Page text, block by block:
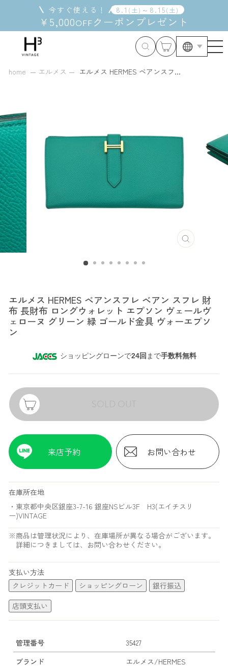
す
る
今すぐ使える！ 8 . 1 ( 土) ～ 8 . 15( 土)
¥5,000OFFクーポン プレゼント
home エルメス エルメス HERMES ベアンスフ...
エルメス HERMES ベアンスフレ ベアン スフレ 財
布 長財布 ロングウォレット エプソン ヴェールヴ
ェローヌ グリーン 緑 ゴールド金具 ヴォーエプソ
ン
ショッピングローンで24回 まで手数料無料
来店予約 お問い合わせ
在庫所在地
・東京都中央区銀座3-7-16 銀座NSビル3F H3(エイチスリ
ー)VINTAGE
※商品は管理状況により、在庫場所が異なる場合がございます。
詳細につきましては、お問い合わせください。
支払い方法
クレジットカード
ショッピングローン
銀行振込
店頭支払い
管理番号
35427
ブランド
エルメス/HERMES